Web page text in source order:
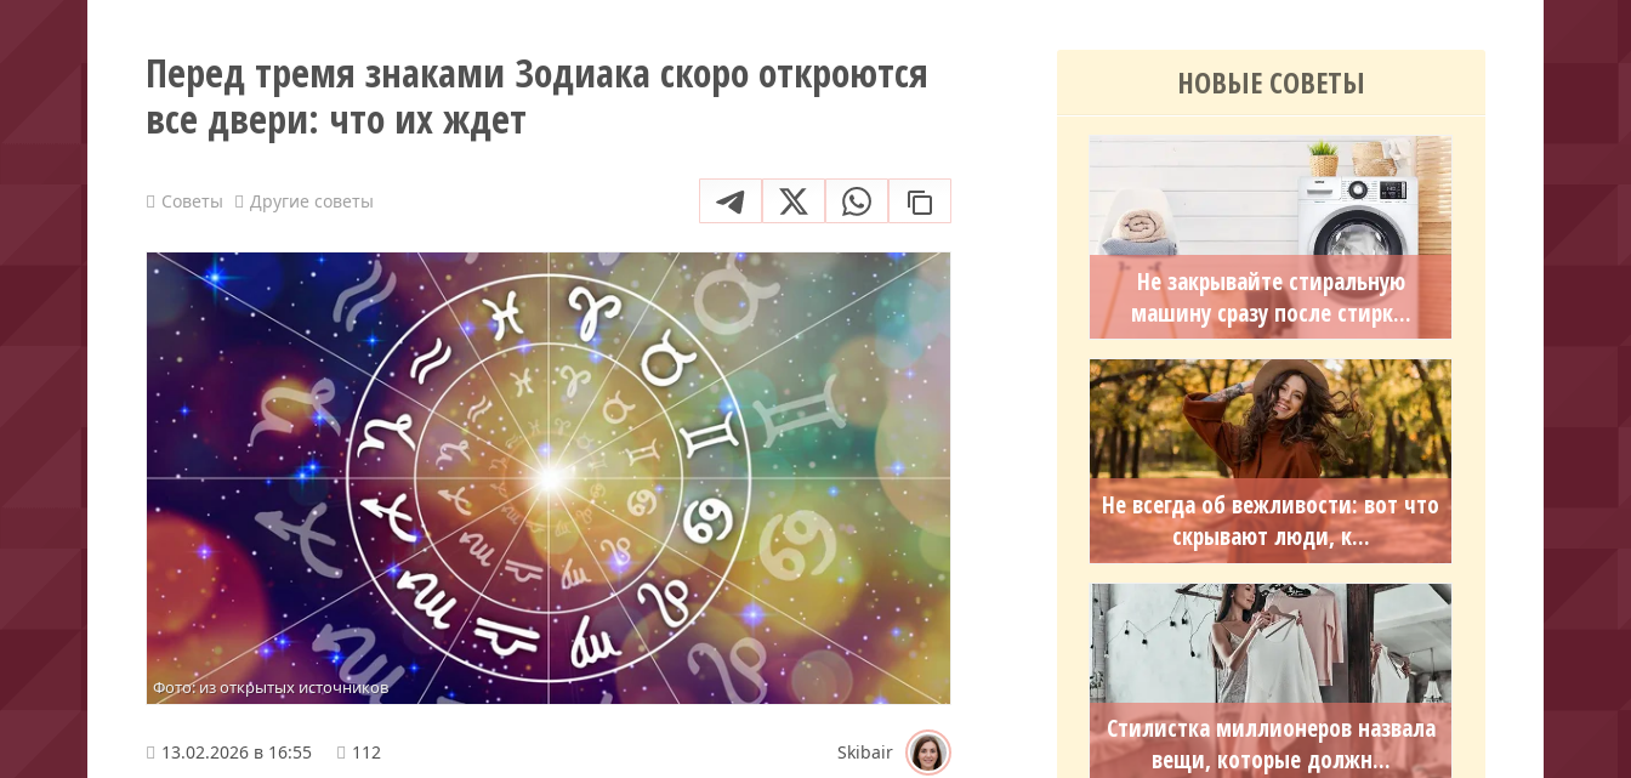
Перед тремя знаками Зодиака скоро откроются
все двери: что их ждет
Советы Другие советы
Фото: из открытых источников
13.02.2026 в 16:55 112 Skibair
НОВЫЕ СОВЕТЫ
Не закрывайте стиральную
машину сразу после стирк...
Не всегда об вежливости: вот что
скрывают люди, к...
Стилистка миллионеров назвала
вещи, которые должн...